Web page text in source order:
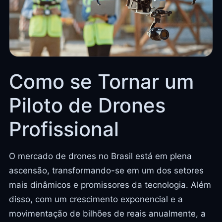
Como se Tornar um
Piloto de Drones
Profissional
O mercado de drones no Brasil está em plena
ascensão, transformando-se em um dos setores
mais dinâmicos e promissores da tecnologia. Além
disso, com um crescimento exponencial e a
movimentação de bilhões de reais anualmente, a